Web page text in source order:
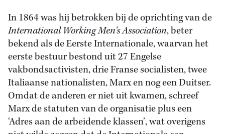
In 1864 was hij betrokken bij de oprichting van de
International Working Men’s Association, beter
bekend als de Eerste Internationale, waarvan het
eerste bestuur bestond uit 27 Engelse
vakbondsactivisten, drie Franse socialisten, twee
Italiaanse nationalisten, Marx en nog een Duitser.
Omdat de anderen er niet uit kwamen, schreef
Marx de statuten van de organisatie plus een
‘Adres aan de arbeidende klassen’, wat overigens